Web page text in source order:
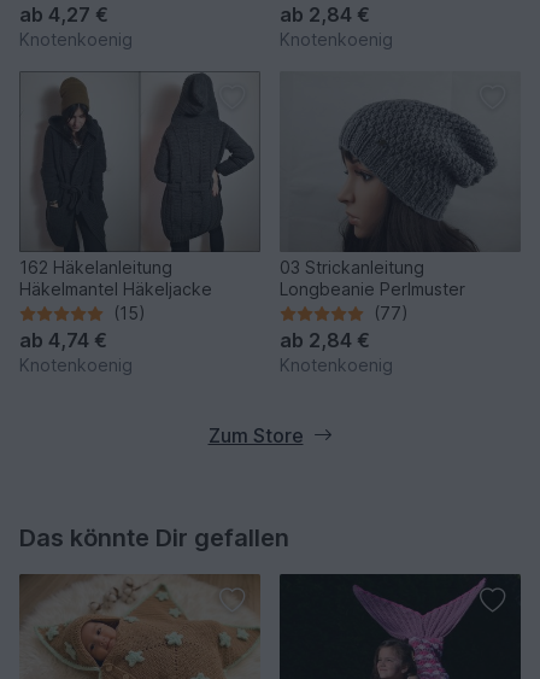
ab 4,27 €
Knotenkoenig
ab 2,84 €
Knotenkoenig
162 Häkelanleitung
Häkelmantel Häkeljacke
(15)
ab 4,74 €
Knotenkoenig
03 Strickanleitung
Longbeanie Perlmuster
(77)
ab 2,84 €
Knotenkoenig
Zum Store
Das könnte Dir gefallen